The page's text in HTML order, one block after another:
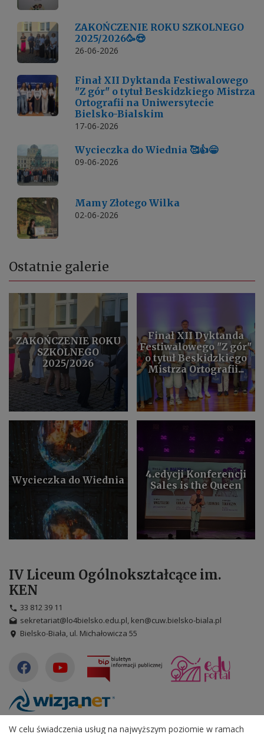
W celu świadczenia usług na najwyższym poziomie w ramach
ZAKOŃCZENIE ROKU SZKOLNEGO
2025/2026🥳😍
26-06-2026
Finał XII Dyktanda Festiwalowego
"Z gór" o tytuł Beskidzkiego Mistrza
Ortografii na Uniwersytecie
Bielsko-Bialskim
17-06-2026
Wycieczka do Wiednia 🥰👍😁
09-06-2026
Mamy Złotego Wilka
02-06-2026
Ostatnie galerie
ZAKOŃCZENIE ROKU
SZKOLNEGO
2025/2026
Finał XII Dyktanda
Festiwalowego "Z gór"
o tytuł Beskidzkiego
Mistrza Ortografii...
Wycieczka do Wiednia
4.edycji Konferencji
Sales is the Queen
IV Liceum Ogólnokształcące im.
KEN
33 812 39 11
sekretariat@lo4bielsko.edu.pl, ken@cuw.bielsko-biala.pl
Bielsko-Biała, ul. Michałowicza 55
© 2026 WizjaNet Wszystkie prawa zastrzeżone.